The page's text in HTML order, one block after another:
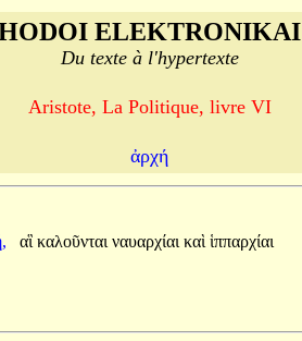
ELEKTRONIKAI
Du texte à l'hypertexte
Aristote, La Politique, livre VI
ἀρχή
αἳ καλοῦνται ναυαρχίαι καὶ ἱππαρχίαι